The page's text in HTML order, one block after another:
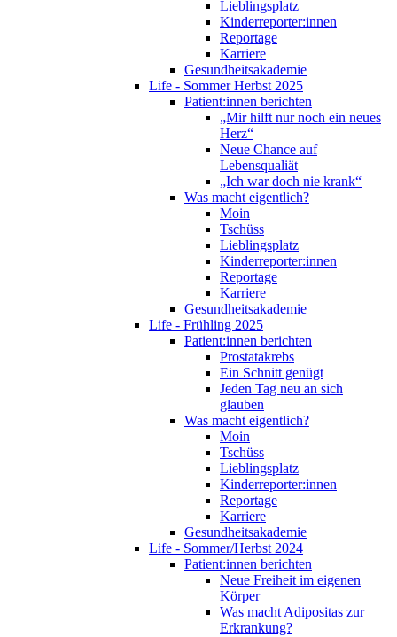
Lieblingsplatz
Kinderreporter:innen
Reportage
Karriere
Gesundheitsakademie
Life - Sommer Herbst 2025
Patient:innen berichten
„Mir hilft nur noch ein neues
Herz“
Neue Chance auf
Lebensqualiät
„Ich war doch nie krank“
Was macht eigentlich?
Moin
Tschüss
Lieblingsplatz
Kinderreporter:innen
Reportage
Karriere
Gesundheitsakademie
Life - Frühling 2025
Patient:innen berichten
Prostatakrebs
Ein Schnitt genügt
Jeden Tag neu an sich
glauben
Was macht eigentlich?
Moin
Tschüss
Lieblingsplatz
Kinderreporter:innen
Reportage
Karriere
Gesundheitsakademie
Life - Sommer/Herbst 2024
Patient:innen berichten
Neue Freiheit im eigenen
Körper
Was macht Adipositas zur
Erkrankung?